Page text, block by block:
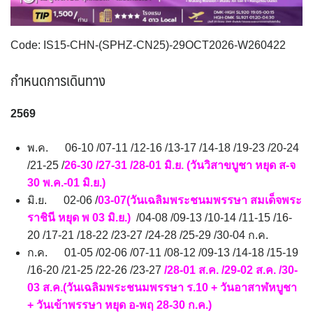
8
เบลเยี่ยม เนเธอร์แลนด์ ลักเซม
ร์ก (BENELUX)
1
บัลแกเรีย โรมาเนีย 2
จอร์เจีย อาร์เมเนีย 1
อิตาลี สวิส ฝรั่งเศส
Code: IS15-CHN-(SPHZ-CN25)-29OCT2026-W260422
กำหนดการเดินทาง
2569
พ.ค. 06-10 /07-11 /12-16 /13-17 /14-18 /19-23 /20-24
/21-25 /26-30 /27-31 /28-01 มิ.ย. (วันวิสาขบูชา หยุด ส-จ
30 พ.ค.-01 มิ.ย.)
มิ.ย. 02-06 /03-07(วันเฉลิมพระชนมพรรษา สมเด็จพระ
ราชินี หยุด พ 03 มิ.ย.) /04-08 /09-13 /10-14 /11-15 /16-
20 /17-21 /18-22 /23-27 /24-28 /25-29 /30-04 ก.ค.
ก.ค. 01-05 /02-06 /07-11 /08-12 /09-13 /14-18 /15-19
/16-20 /21-25 /22-26 /23-27 /28-01 ส.ค. /29-02 ส.ค. /30-
03 ส.ค.(วันเฉลิมพระชนมพรรษา ร.10 + วันอาสาฬหบูชา
+ วันเข้าพรรษา หยุด อ-พฤ 28-30 ก.ค.)